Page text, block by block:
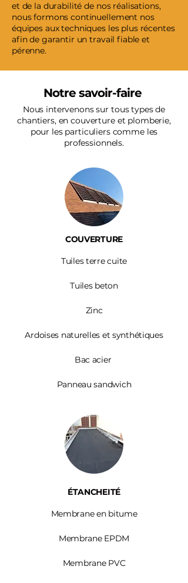
et de la durabilité de nos réalisations,
nous formons continuellement nos
équipes aux techniques les plus récentes
afin de garantir un travail fiable et
pérenne.
Notre savoir-faire
Nous intervenons sur tous types de
chantiers, en couverture et plomberie,
pour les particuliers comme les
professionnels.
COUVERTURE
Tuiles terre cuite
Tuiles beton
Zinc​
Ardoises naturelles et synthétiques
Bac acier
Panneau sandwich
ÉTANCHEITÉ
Membrane en bitume
Membrane EPDM
Membrane PVC